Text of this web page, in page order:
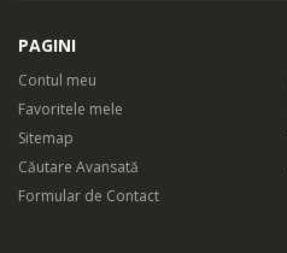
PAGINI
Contul meu
Favoritele mele
Sitemap
Căutare Avansată
Formular de Contact